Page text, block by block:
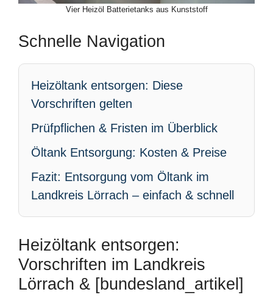
Vier Heizöl Batterietanks aus Kunststoff
Schnelle Navigation
Heizöltank entsorgen: Diese
Vorschriften gelten
Prüfpflichen & Fristen im Überblick
Öltank Entsorgung: Kosten & Preise
Fazit: Entsorgung vom Öltank im
Landkreis Lörrach – einfach & schnell
Heizöltank entsorgen:
Vorschriften im Landkreis
Lörrach & [bundesland_artikel]